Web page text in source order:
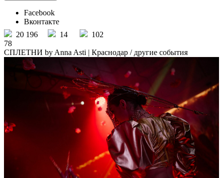
Facebook
Вконтакте
20 196
14
102
78
СПЛЕТНИ by Anna Asti | Краснодар / другие события